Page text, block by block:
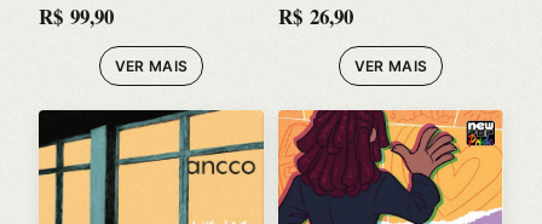
R$ 99,90
VER MAIS
R$ 26,90
VER MAIS